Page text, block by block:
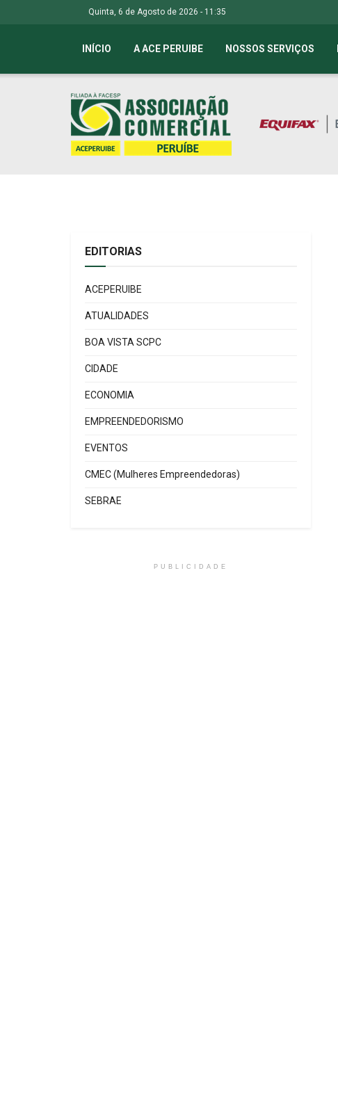
Quinta, 6 de Agosto de 2026 - 11:35
INÍCIO A ACE PERUIBE NOSSOS SERVIÇOS
EDITORIAS
ACEPERUIBE
ATUALIDADES
BOA VISTA SCPC
CIDADE
ECONOMIA
EMPREENDEDORISMO
EVENTOS
CMEC (Mulheres Empreendedoras)
SEBRAE
PUBLICIDADE